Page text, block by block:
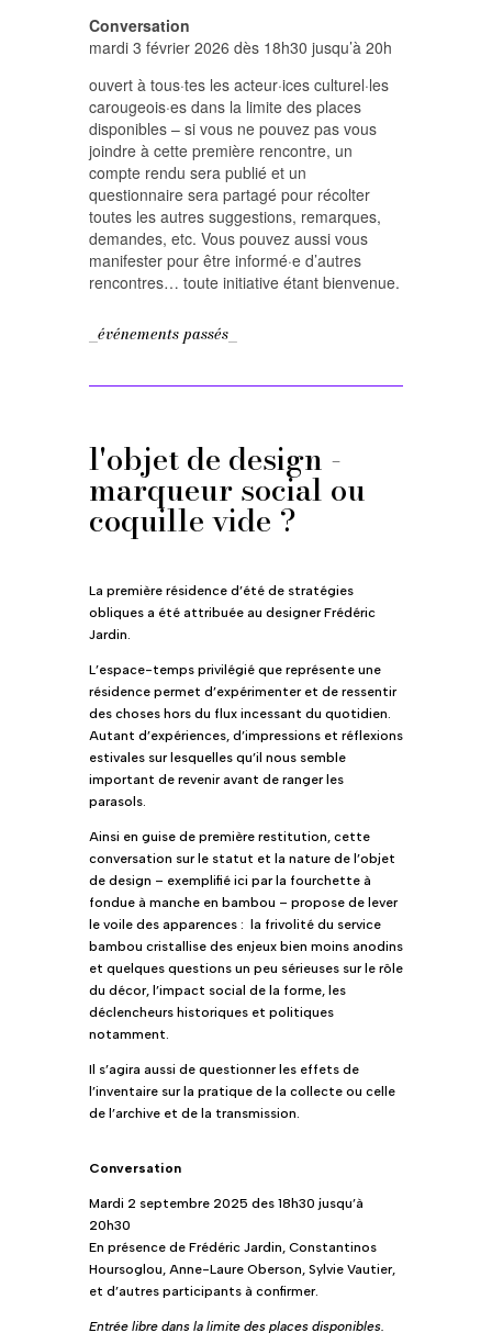
Conversation
mardi 3 février 2026 dès 18h30 jusqu’à 20h
ouvert à tous·tes les acteur·ices culturel·les
carougeois·es dans la limite des places
disponibles – si vous ne pouvez pas vous
joindre à cette première rencontre, un
compte rendu sera publié et un
questionnaire sera partagé pour récolter
toutes les autres suggestions, remarques,
demandes, etc. Vous pouvez aussi vous
manifester pour être informé·e d’autres
rencontres… toute initiative étant bienvenue.
_événements passés_
l'objet de design -
marqueur social ou
coquille vide ?
La première résidence d’été de stratégies
obliques a été attribuée au designer Frédéric
Jardin.
L’espace-temps privilégié que représente une
résidence permet d’expérimenter et de ressentir
des choses hors du flux incessant du quotidien.
Autant d’expériences, d’impressions et réflexions
estivales sur lesquelles qu’il nous semble
important de revenir avant de ranger les
parasols.
Ainsi en guise de première restitution, cette
conversation sur le statut et la nature de l’objet
de design – exemplifié ici par la fourchette à
fondue à manche en bambou – propose de lever
le voile des apparences : la frivolité du service
bambou cristallise des enjeux bien moins anodins
et quelques questions un peu sérieuses sur le rôle
du décor, l’impact social de la forme, les
déclencheurs historiques et politiques
notamment.
Il s’agira aussi de questionner les effets de
l’inventaire sur la pratique de la collecte ou celle
de l’archive et de la transmission.
Conversation
Mardi 2 septembre 2025 des 18h30 jusqu’à
20h30
En présence de Frédéric Jardin, Constantinos
Hoursoglou, Anne-Laure Oberson, Sylvie Vautier,
et d’autres participants à confirmer.
Entrée libre dans la limite des places disponibles.